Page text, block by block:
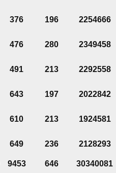
376 196 2254666
476 280 2349458
491 213 2292558
643 197 2022842
610 213 1924581
649 236 2128293
9453 646
30340081